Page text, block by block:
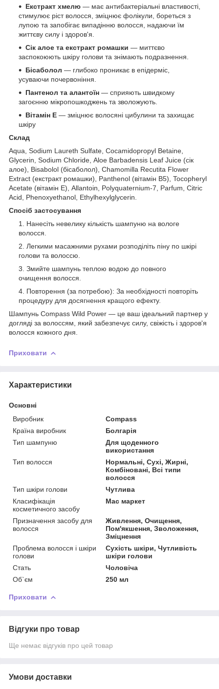
Екстракт хмелю — має антибактеріальні властивості,
стимулює ріст волосся, зміцнює фолікули, бореться з
лупою та запобігає випадінню волосся, надаючи їм
життєву силу і здоров'я.
Сік алое та екстракт ромашки — миттєво
заспокоюють шкіру голови та знімають подразнення.
Бісаболол — глибоко проникає в епідерміс,
усуваючи почервоніння.
Пантенол та алантоїн — сприяють швидкому
загоєнню мікропошкоджень та зволожують.
Вітамін Е — зміцнює волосяні цибулини та захищає
шкіру
Склад
Aqua, Sodium Laureth Sulfate, Cocamidopropyl Betaine,
Glycerin, Sodium Chloride, Aloe Barbadensis Leaf Juice (сік
алое), Bisabolol (бісаболол), Chamomilla Recutita Flower
Extract (екстракт ромашки), Panthenol (вітамін B5), Tocopheryl
Acetate (вітамін Е), Allantoin, Polyquaternium-7, Parfum, Citric
Acid, Phenoxyethanol, Ethylhexylglycerin.
Спосіб застосування
Нанесіть невелику кількість шампуню на вологе
волосся.
Легкими масажними рухами розподіліть піну по шкірі
голови та волоссю.
Змийте шампунь теплою водою до повного
очищення волосся.
Повторення (за потребою): За необхідності повторіть
процедуру для досягнення кращого ефекту.
Шампунь Compass Wild Power — це ваш ідеальний партнер у
догляді за волоссям, який забезпечує силу, свіжість і здоров'я
волосся кожного дня.
Приховати
Характеристики
Основні
Виробник
Compass
Країна виробник
Болгарія
Тип шампуню
Для щоденного
використання
Тип волосся
Нормальні, Сухі, Жирні,
Комбіновані, Всі типи
волосся
Тип шкіри голови
Чутлива
Класифікація
косметичного засобу
Мас маркет
Призначення засобу для
волосся
Живлення, Очищення,
Пом'якшення, Зволоження,
Зміцнення
Проблема волосся і шкіри
голови
Сухість шкіри, Чутливість
шкіри голови
Стать
Чоловіча
Об`єм
250 мл
Приховати
Відгуки про товар
Ще немає відгуків про цей товар
Умови доставки